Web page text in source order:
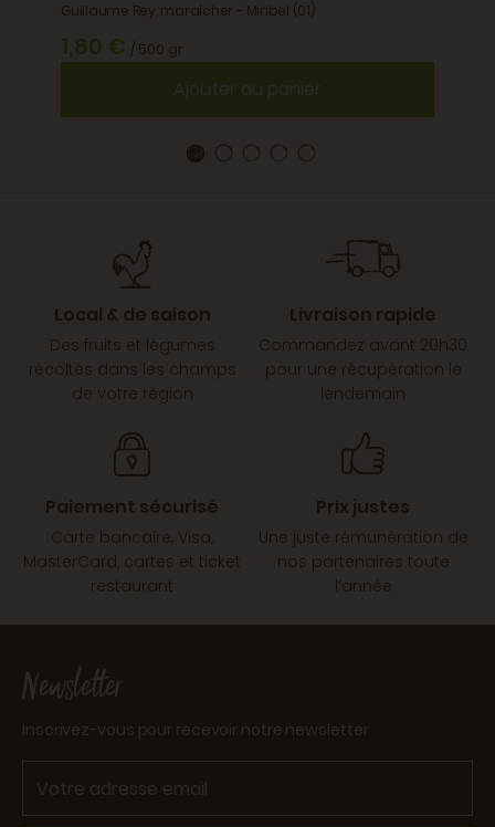
Guillaume Rey, maraîcher - Miribel (01)
1,80 € / 500 gr
Ajouter au panier
Local & de saison
Des fruits et légumes
récoltés dans les champs
de votre région
Livraison rapide
Commandez avant 20h30
pour une récupération le
lendemain
Paiement sécurisé
Carte bancaire, Visa,
MasterCard, cartes et ticket
restaurant
Prix justes
Une juste rémunération de
nos partenaires toute
l’année
Newsletter
Inscrivez-vous pour recevoir notre newsletter